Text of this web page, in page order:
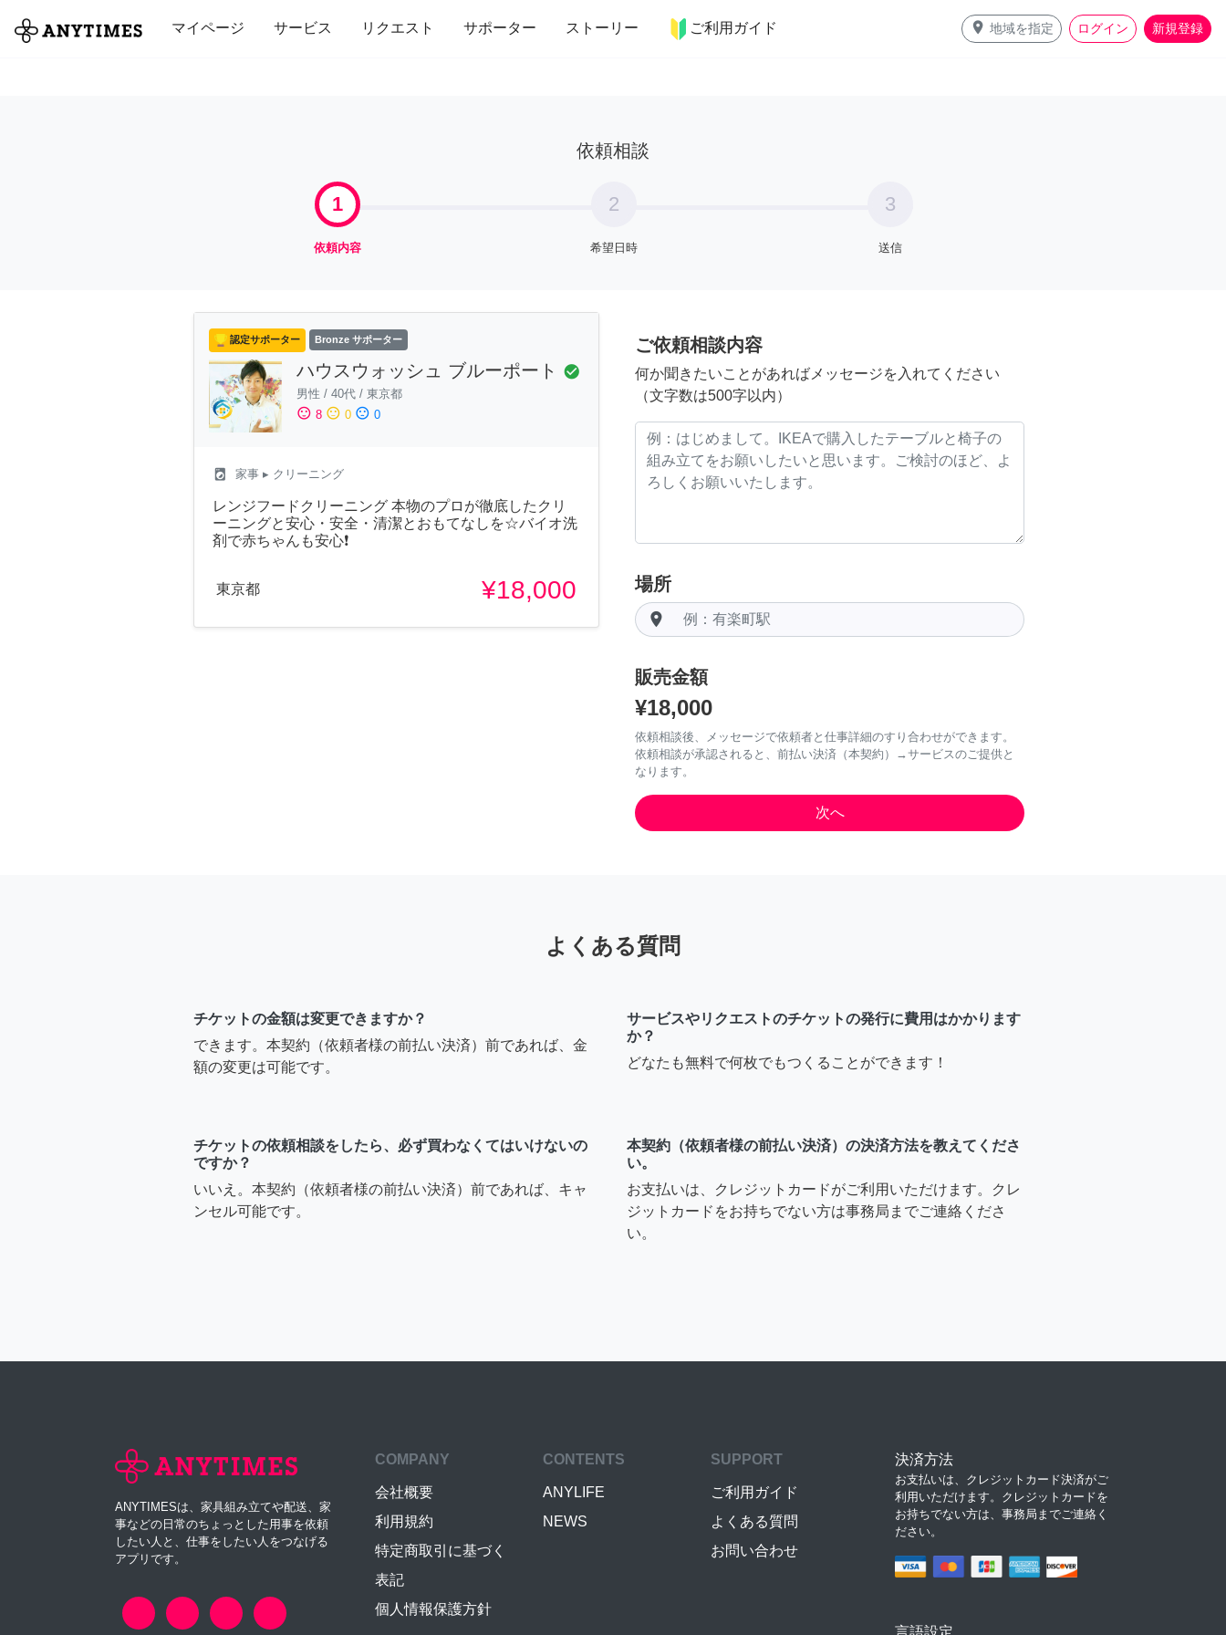
マイページ サービス リクエスト サポーター ストーリー ご利用ガイド place 地域を指定 ログイン 新規登録
全て 修理・組立 家事 引っ越し インテリア 趣味・習い事 ペット 料理
依頼相談
1
依頼内容
2
希望日時
3
送信
認定サポーター Bronze サポーター
ハウスウォッシュ ブルーポート check_circle
男性 / 40代 / 東京都
sentiment_satisfied 8 sentiment_neutral 0 sentiment_dissatisfied 0
local_laundry_service 家事 ▸ クリーニング
レンジフードクリーニング 本物のプロが徹底したクリ
ーニングと安心・安全・清潔とおもてなしを☆バイオ洗
剤で赤ちゃんも安心❗
東京都 ¥18,000
ご依頼相談内容
何か聞きたいことがあればメッセージを入れてください
（文字数は500字以内）
場所
room
販売金額
¥18,000
依頼相談後、メッセージで依頼者と仕事詳細のすり合わせができます。
依頼相談が承認されると、前払い決済（本契約）→サービスのご提供と
なります。
よくある質問
チケットの金額は変更できますか？
できます。本契約（依頼者様の前払い決済）前であれば、金
額の変更は可能です。
サービスやリクエストのチケットの発行に費用はかかります
か？
どなたも無料で何枚でもつくることができます！
チケットの依頼相談をしたら、必ず買わなくてはいけないの
ですか？
いいえ。本契約（依頼者様の前払い決済）前であれば、キャ
ンセル可能です。
本契約（依頼者様の前払い決済）の決済方法を教えてくださ
い。
お支払いは、クレジットカードがご利用いただけます。クレ
ジットカードをお持ちでない方は事務局までご連絡くださ
い。
ANYTIMESは、家具組み立てや配送、家
事などの日常のちょっとした用事を依頼
したい人と、仕事をしたい人をつなげる
アプリです。
COMPANY
会社概要
利用規約
特定商取引に基づく
表記
個人情報保護方針
CONTENTS
ANYLIFE
NEWS
SUPPORT
ご利用ガイド
よくある質問
お問い合わせ
決済方法
お支払いは、クレジットカード決済がご
利用いただけます。クレジットカードを
お持ちでない方は、事務局までご連絡く
ださい。
言語設定